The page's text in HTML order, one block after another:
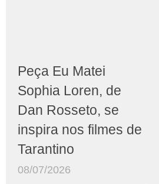
Peça Eu Matei
Sophia Loren, de
Dan Rosseto, se
inspira nos filmes de
Tarantino
08/07/2026